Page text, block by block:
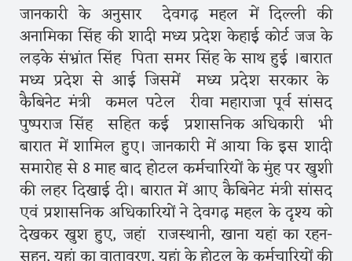
जानकारी के अनुसार देवगढ़ महल में दिल्ली की
अनामिका सिंह की शादी मध्य प्रदेश केहाई कोर्ट जज के
लड़के संभ्रांत सिंह पिता समर सिंह के साथ हुई ।बारात
मध्य प्रदेश से आई जिसमें मध्य प्रदेश सरकार के
कैबिनेट मंत्री कमल पटेल रीवा महाराजा पूर्व सांसद
पुष्पराज सिंह सहित कई प्रशासनिक अधिकारी भी
बारात में शामिल हुए। जानकारी में आया कि इस शादी
समारोह से 8 माह बाद होटल कर्मचारियों के मुंह पर खुशी
की लहर दिखाई दी। बारात में आए कैबिनेट मंत्री सांसद
एवं प्रशासनिक अधिकारियों ने देवगढ़ महल के दृश्य को
देखकर खुश हुए, जहां राजस्थानी, खाना यहां का रहन-